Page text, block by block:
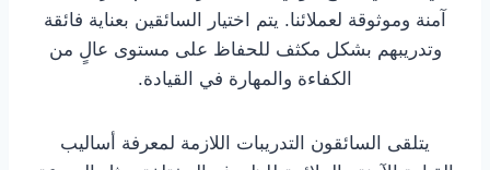
آمنة وموثوقة لعملائنا. يتم اختيار السائقين بعناية فائقة
وتدريبهم بشكل مكثف للحفاظ على مستوى عالٍ من
الكفاءة والمهارة في القيادة.
يتلقى السائقون التدريبات اللازمة لمعرفة أساليب